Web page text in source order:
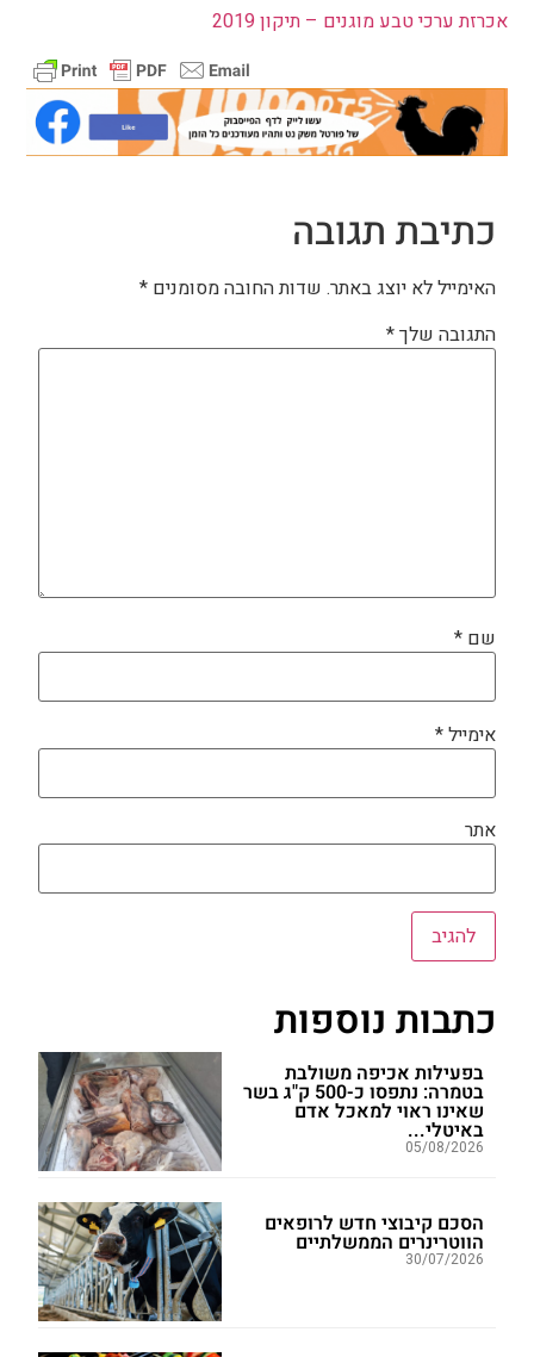
אכרזת ערכי טבע מוגנים – תיקון 2019
כתיבת תגובה
האימייל לא יוצג באתר. שדות החובה מסומנים *
התגובה שלך*
שם *
אימייל*
אתר
כתבות נוספות
בפעילות אכיפה משולבת
בטמרה: נתפסו כ-500 ק"ג בשר
שאינו ראוי למאכל אדם
באיטלי...
05/08/2026
הסכם קיבוצי חדש לרופאים
הווטרינרים הממשלתיים
30/07/2026